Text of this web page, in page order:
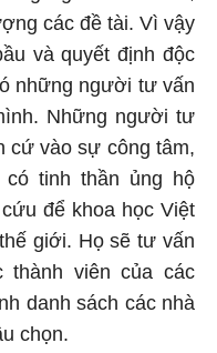
các đề tài. Vì vậy
và quyết định độc
những người tư vấn
Những người tư
cứ vào sự công tâm,
tinh thần ủng hộ
để khoa học Việt
giới. Họ sẽ tư vấn
thành viên của các
danh sách các nhà
chọn.